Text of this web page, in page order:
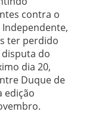
contra o
ter perdido
do
dia 20,
Duque de
edição